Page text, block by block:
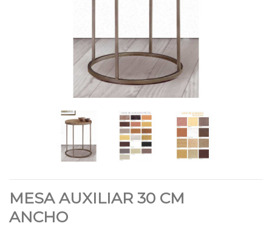
MESA AUXILIAR 30 CM
ANCHO